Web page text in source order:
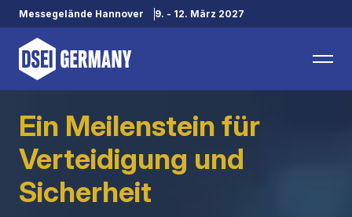
Messegelände Hannover 9. - 12. März 2027
Ein Meilenstein für
Verteidigung und
Sicherheit